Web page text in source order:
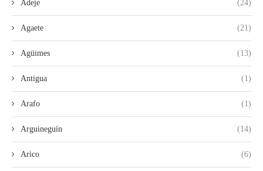
Adeje (24)
Agaete (21)
Agüimes (13)
Antigua (1)
Arafo (1)
Arguineguín (14)
Arico (6)